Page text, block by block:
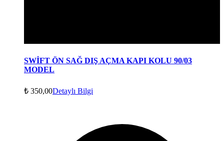
SWİFT ÖN SAĞ DIŞ AÇMA KAPI KOLU 90/03
MODEL
₺ 350,00Detaylı Bilgi